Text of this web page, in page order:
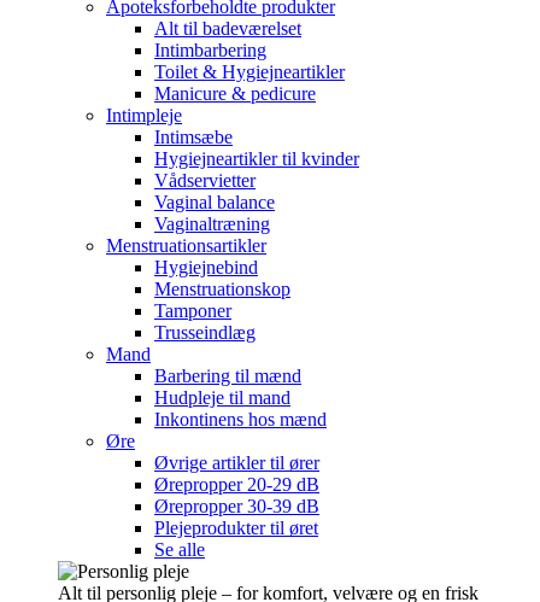
Apoteksforbeholdte produkter
Alt til badeværelset
Intimbarbering
Toilet & Hygiejneartikler
Manicure & pedicure
Intimpleje
Intimsæbe
Hygiejneartikler til kvinder
Vådservietter
Vaginal balance
Vaginaltræning
Menstruationsartikler
Hygiejnebind
Menstruationskop
Tamponer
Trusseindlæg
Mand
Barbering til mænd
Hudpleje til mand
Inkontinens hos mænd
Øre
Øvrige artikler til ører
Ørepropper 20-29 dB
Ørepropper 30-39 dB
Plejeprodukter til øret
Se alle
Alt til personlig pleje – for komfort, velvære og en frisk